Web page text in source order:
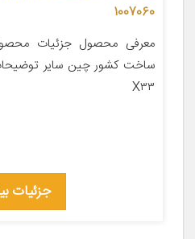
1007060
ساخت کشور چین سایر
X۳۳
جزئیات